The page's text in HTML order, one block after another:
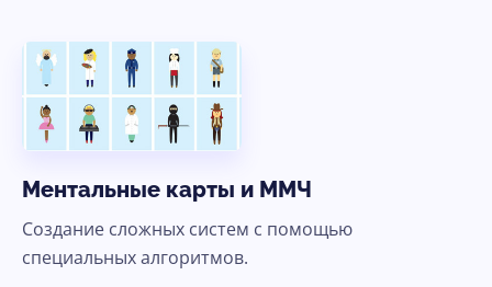
Ментальные карты и ММЧ
Создание сложных систем с помощью
специальных алгоритмов.